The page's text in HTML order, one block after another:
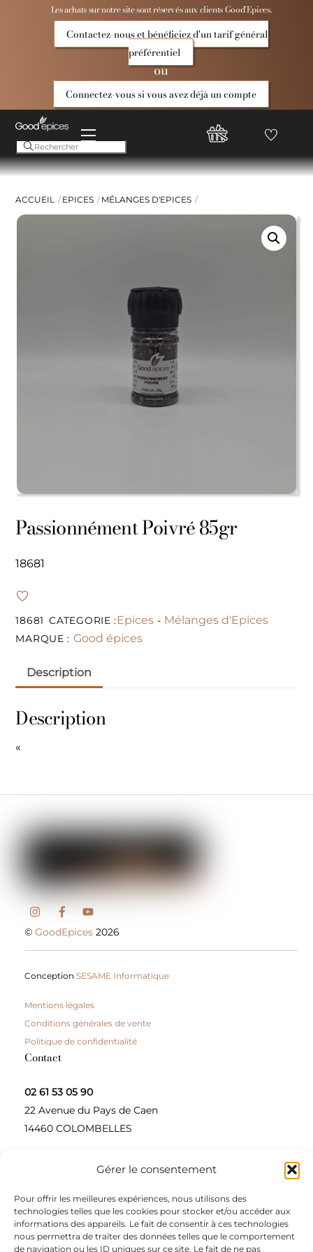
Gérer le consentement
Pour offrir les meilleures expériences, nous utilisons des
technologies telles que les cookies pour stocker et/ou accéder aux
informations des appareils. Le fait de consentir à ces technologies
nous permettra de traiter des données telles que le comportement
de navigation ou les ID uniques sur ce site. Le fait de ne pas
Les achats sur notre site sont réservés aux clients Good’Epices.
Contactez-nous et bénéficiez d'un tarif général
préférentiel
ou
Connectez-vous si vous avez déjà un compte
Menu
Compte
Good
Favoris
ACCUEIL EPICES MÉLANGES D'EPICES
Passionnément Poivré 85gr
18681
18681 CATEGORIE :Epices - Mélanges d'Epices
MARQUE : Good épices
Description
Description
«
©GoodEpices 2026
ConceptionSESAME Informatique
Mentions légales
Conditions générales de vente
Politique de confidentialité
Contact
02 61 53 05 90
22 Avenue du Pays de Caen
14460 COLOMBELLES
Contactez-nous
A propos
Une entreprise à taille humaine, concepteur et